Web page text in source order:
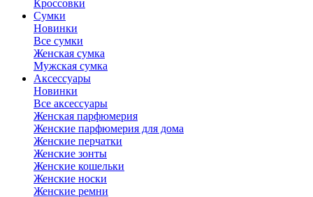
Кроссовки
Сумки
Новинки
Все сумки
Женская сумка
Мужская сумка
Аксессуары
Новинки
Все аксессуары
Женская парфюмерия
Женские парфюмерия для дома
Женские перчатки
Женские зонты
Женские кошельки
Женские носки
Женские ремни